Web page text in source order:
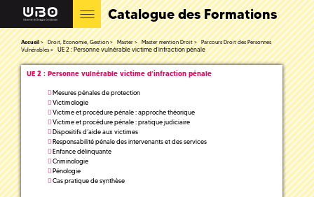
Catalogue des Formations
Accueil Droit, Economie, Gestion Master Master mention Droit
Parcours Droit des Personnes
Vulnérables
UE 2 : Personne vulnérable victime d’infraction pénale
UE 2 : Personne vulnérable victime d’infraction pénale
Mesures pénales de protection
Victimologie
Victime et procédure pénale : approche théorique
Victime et procédure pénale : pratique judiciaire
Dispositifs d’aide aux victimes
Responsabilité pénale des intervenants et des services
Enfance délinquante
Criminologie
Pénologie
Cas pratique de synthèse